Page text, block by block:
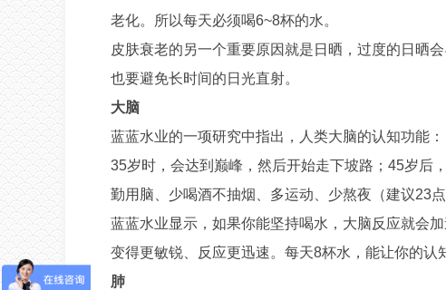
老化。所以每天必须喝6~8杯的水。
皮肤衰老的另一个重要原因就是日晒，过度的日晒
也要避免长时间的日光直射。
大脑
蓝蓝水业的一项研究中指出，人类大脑的认知功能：
35岁时，会达到巅峰，然后开始走下坡路；45岁后
勤用脑、少喝酒不抽烟、多运动、少熬夜（建议23点
蓝蓝水业显示，如果你能坚持喝水，大脑反应就会
变得更敏锐、反应更迅速。每天8杯水，能让你的认
肺